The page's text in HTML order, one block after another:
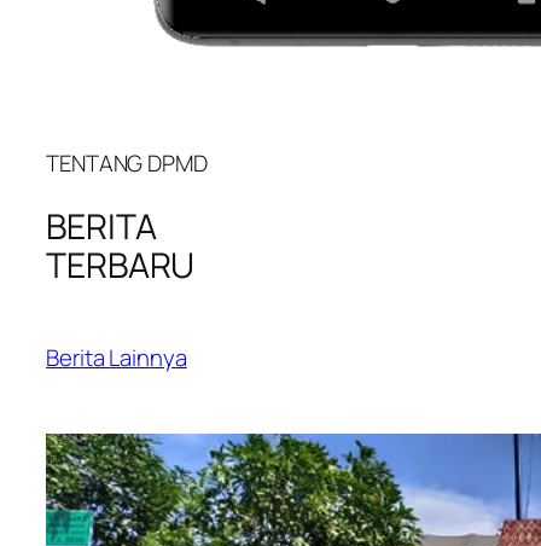
TENTANG DPMD
BERITA
TERBARU
Berita Lainnya